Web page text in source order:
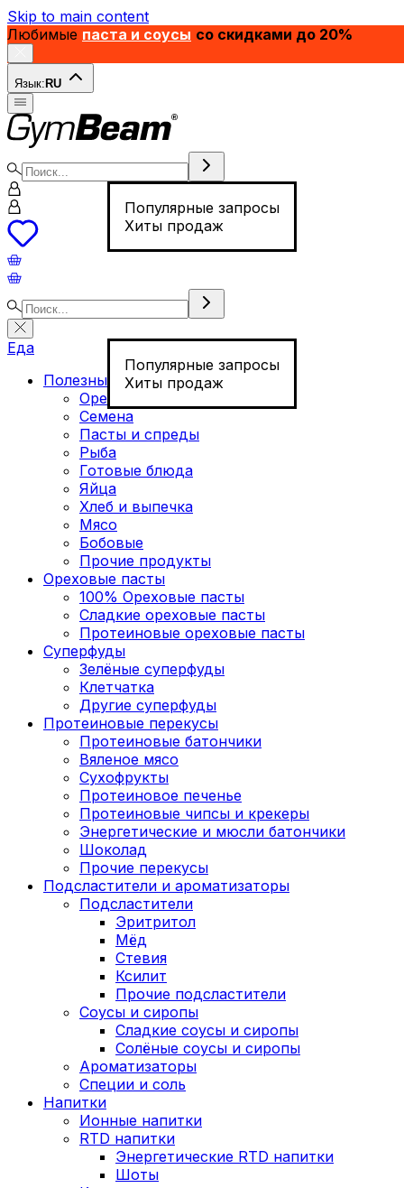
Skip to main content
Любимые паста и соусы со скидками до 20%
Язык: RU
Популярные запросы
Хиты продаж
Популярные запросы
Хиты продаж
Еда
Полезные продукты
Орехи
Семена
Пасты и спреды
Рыба
Готовые блюда
Яйца
Хлеб и выпечка
Мясо
Бобовые
Прочие продукты
Ореховые пасты
100% Ореховые пасты
Сладкие ореховые пасты
Протеиновые ореховые пасты
Суперфуды
Зелёные суперфуды
Клетчатка
Другие суперфуды
Протеиновые перекусы
Протеиновые батончики
Вяленое мясо
Сухофрукты
Протеиновое печенье
Протеиновые чипсы и крекеры
Энергетические и мюсли батончики
Шоколад
Прочие перекусы
Подсластители и ароматизаторы
Подсластители
Эритритол
Мёд
Стевия
Ксилит
Прочие подсластители
Соусы и сиропы
Сладкие соусы и сиропы
Солёные соусы и сиропы
Ароматизаторы
Специи и соль
Напитки
Ионные напитки
RTD напитки
Энергетические RTD напитки
Шоты